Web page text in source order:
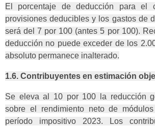
El porcentaje de deducción para el
provisiones deducibles y los gastos de
será del 7 por 100 (antes 5 por 100).
deducción no puede exceder de los
absoluto permanece inalterado.
1.6. Contribuyentes en estimación
Se eleva al 10 por 100 la reducción
sobre el rendimiento neto de
período impositivo 2023. Los